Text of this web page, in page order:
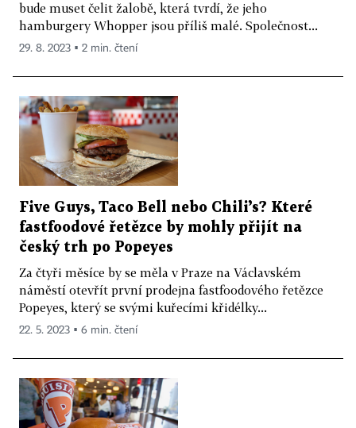
bude muset čelit žalobě, která tvrdí, že jeho
hamburgery Whopper jsou příliš malé. Společnost...
29. 8. 2023 ▪ 2 min. čtení
Five Guys, Taco Bell nebo Chili’s? Které
fastfoodové řetězce by mohly přijít na
český trh po Popeyes
Za čtyři měsíce by se měla v Praze na Václavském
náměstí otevřít první prodejna fastfoodového řetězce
Popeyes, který se svými kuřecími křidélky...
22. 5. 2023 ▪ 6 min. čtení